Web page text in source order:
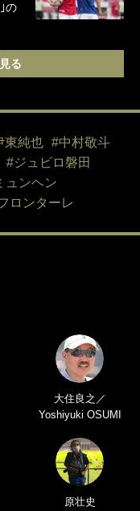
の
る
東純也
#中村敬斗
#ジュビロ磐田
ュンヘン
ロンターレ
大住良之／
Yoshiyuki OSUMI
原壮史